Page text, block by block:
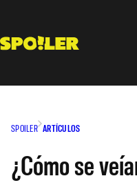
contenido
SPOILER ARTÍCULOS
¿Cómo se